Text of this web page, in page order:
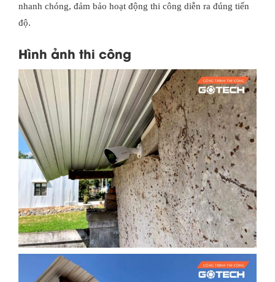
nhanh chóng, đảm bảo hoạt động thi công diễn ra đúng tiến
độ.
Hình ảnh thi công